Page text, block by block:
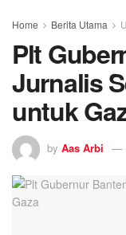
Home Berita Utama
Plt
Jurnalis
untuk
by Aas Arbi